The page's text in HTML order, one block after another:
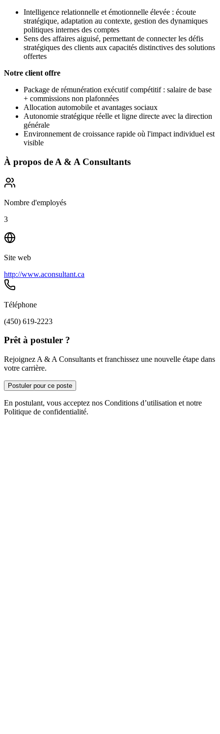
Intelligence relationnelle et émotionnelle élevée : écoute
stratégique, adaptation au contexte, gestion des dynamiques
politiques internes des comptes
Sens des affaires aiguisé, permettant de connecter les défis
stratégiques des clients aux capacités distinctives des solutions
offertes
Notre client offre
Package de rémunération exécutif compétitif : salaire de base
+ commissions non plafonnées
Allocation automobile et avantages sociaux
Autonomie stratégique réelle et ligne directe avec la direction
générale
Environnement de croissance rapide où l'impact individuel est
visible
À propos de A & A Consultants
Nombre d'employés
3
Site web
http://www.aconsultant.ca
Téléphone
(450) 619-2223
Prêt à postuler ?
Rejoignez A & A Consultants et franchissez une nouvelle étape dans
votre carrière.
Postuler pour ce poste
En postulant, vous acceptez nos Conditions d’utilisation et notre
Politique de confidentialité.